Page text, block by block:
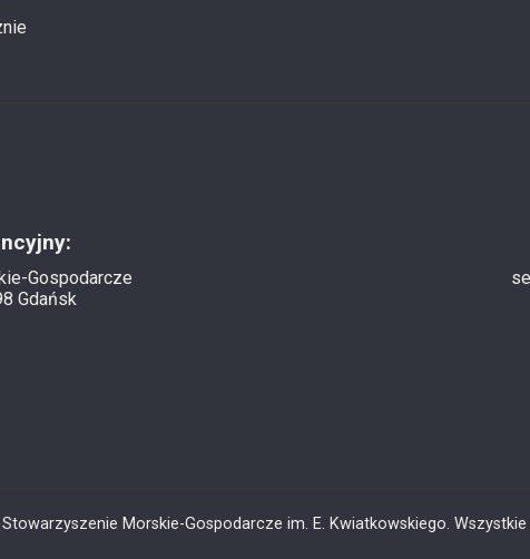
Gospodarcze
Gdańsk
Morskie-Gospodarcze im. E. Kwiatkowskiego.